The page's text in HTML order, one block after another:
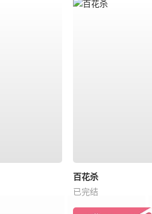
百花杀
已完结